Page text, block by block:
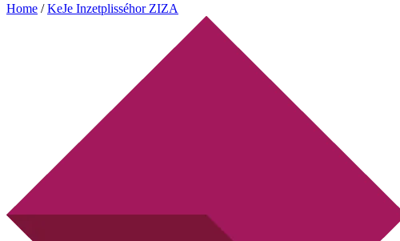
Home / KeJe Inzetplisséhor ZIZA